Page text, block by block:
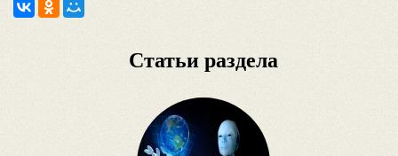
Статьи раздела